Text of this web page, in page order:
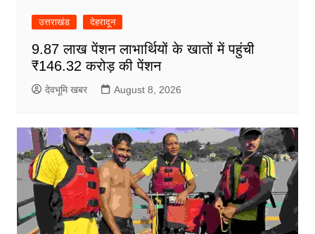
उत्तराखंड देहरादून
9.87 लाख पेंशन लाभार्थियों के खातों में पहुंची
₹146.32 करोड़ की पेंशन
देवभूमि खबर August 8, 2026